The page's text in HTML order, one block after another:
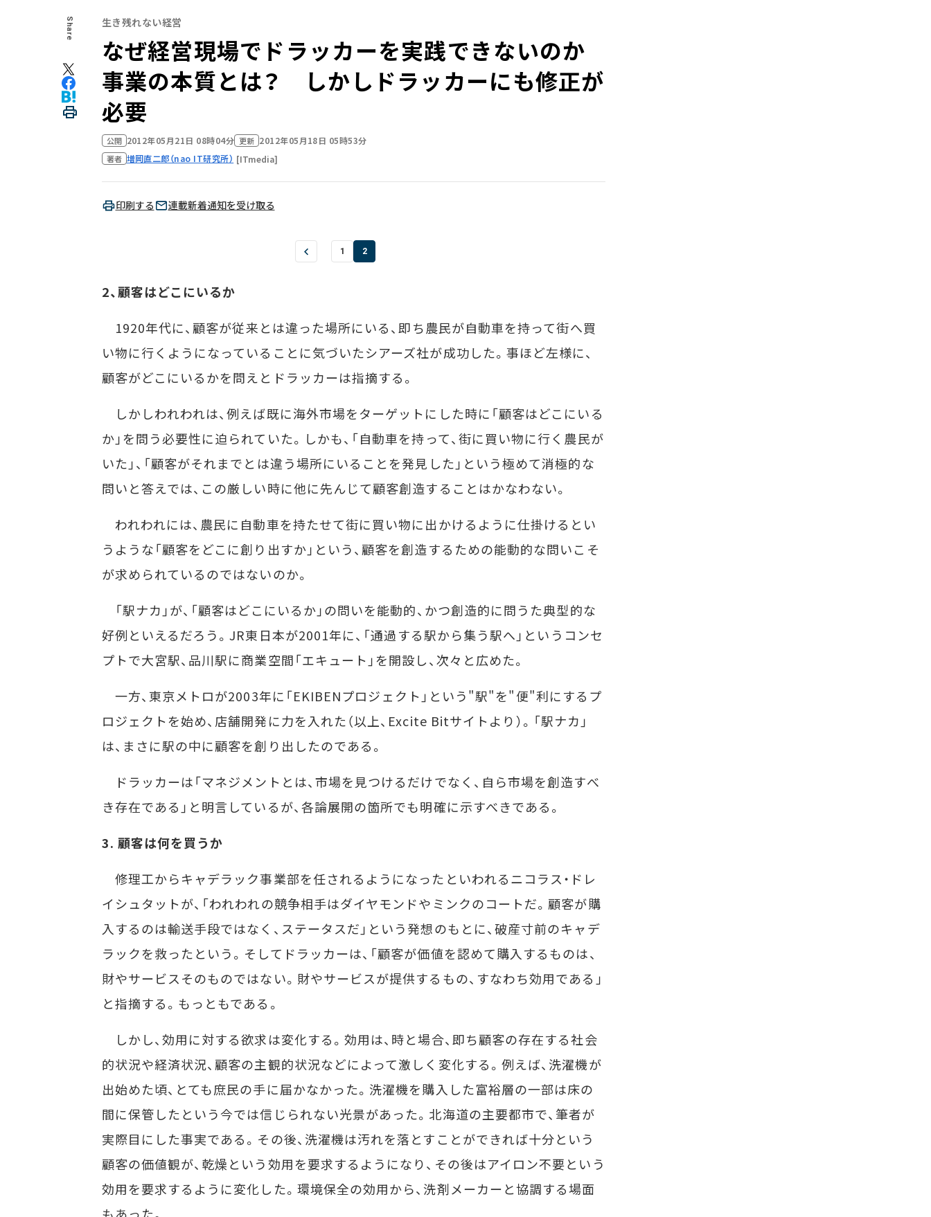
Share 生き残れない経営
なぜ経営現場でドラッカーを実践できないのか――
事業の本質とは？ しかしドラッカーにも修正が
必要
公開 2012年05月21日 08時04分 更新 2012年05月18日 05時53分
著者 増岡直二郎（nao IT研究所） [ITmedia]
印刷する 連載新着通知を受け取る
1 2
2、顧客はどこにいるか
1920年代に、顧客が従来とは違った場所にいる、即ち農民が自動車を持って街へ買
い物に行くようになっていることに気づいたシアーズ社が成功した。事ほど左様に、
顧客がどこにいるかを問えとドラッカーは指摘する。
しかしわれわれは、例えば既に海外市場をターゲットにした時に「顧客はどこにいる
か」を問う必要性に迫られていた。しかも、「自動車を持って、街に買い物に行く農民が
いた」、「顧客がそれまでとは違う場所にいることを発見した」という極めて消極的な
問いと答えでは、この厳しい時に他に先んじて顧客創造することはかなわない。
われわれには、農民に自動車を持たせて街に買い物に出かけるように仕掛けるとい
うような「顧客をどこに創り出すか」という、顧客を創造するための能動的な問いこそ
が求められているのではないのか。
「駅ナカ」が、「顧客はどこにいるか」の問いを能動的、かつ創造的に問うた典型的な
好例といえるだろう。JR東日本が2001年に、「通過する駅から集う駅へ」というコンセ
プトで大宮駅、品川駅に商業空間「エキュート」を開設し、次々と広めた。
一方、東京メトロが2003年に「EKIBENプロジェクト」という"駅"を"便"利にするプ
ロジェクトを始め、店舗開発に力を入れた（以上、Excite Bitサイトより）。「駅ナカ」
は、まさに駅の中に顧客を創り出したのである。
ドラッカーは「マネジメントとは、市場を見つけるだけでなく、自ら市場を創造すべ
き存在である」と明言しているが、各論展開の箇所でも明確に示すべきである。
3. 顧客は何を買うか
修理工からキャデラック事業部を任されるようになったといわれるニコラス・ドレ
イシュタットが、「われわれの競争相手はダイヤモンドやミンクのコートだ。顧客が購
入するのは輸送手段ではなく、ステータスだ」という発想のもとに、破産寸前のキャデ
ラックを救ったという。そしてドラッカーは、「顧客が価値を認めて購入するものは、
財やサービスそのものではない。財やサービスが提供するもの、すなわち効用である」
と指摘する。もっともである。
しかし、効用に対する欲求は変化する。効用は、時と場合、即ち顧客の存在する社会
的状況や経済状況、顧客の主観的状況などによって激しく変化する。例えば、洗濯機が
出始めた頃、とても庶民の手に届かなかった。洗濯機を購入した富裕層の一部は床の
間に保管したという今では信じられない光景があった。北海道の主要都市で、筆者が
実際目にした事実である。その後、洗濯機は汚れを落とすことができれば十分という
顧客の価値観が、乾燥という効用を要求するようになり、その後はアイロン不要という
効用を要求するように変化した。環境保全の効用から、洗剤メーカーと協調する場面